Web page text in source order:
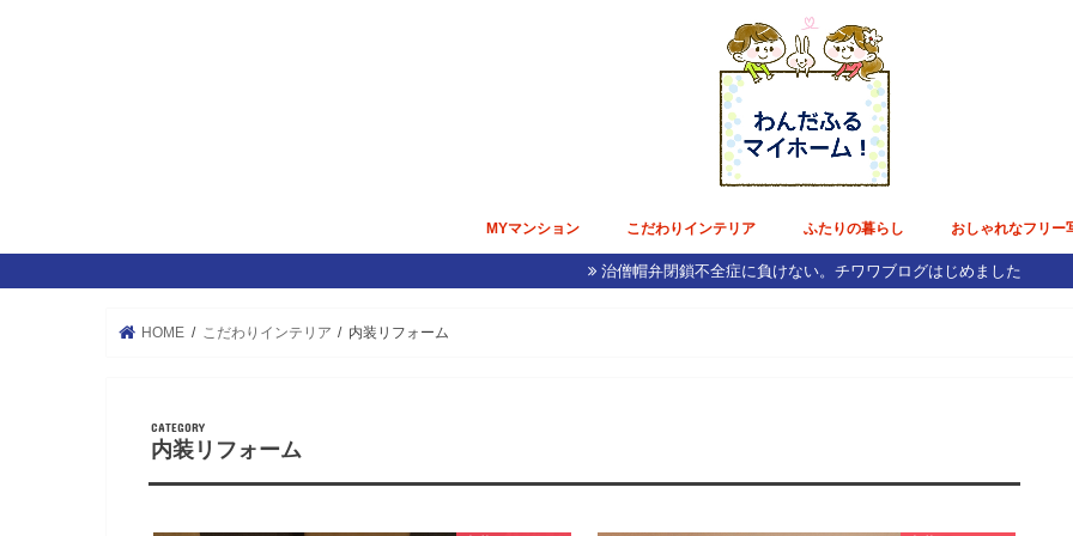
MYマンション こだわりインテリア
インテリア／家具
内装リフォーム
テーブルウェア
電化製品
雑貨
花のある毎日
ふたりの暮らし
好きなモノ・コト・ミセ
節約術
チワワブログ
東京デート
日本国内旅行
ひねくれ美容
ホテル雅叙園東京で披露宴準備
モルディブ挙式&ドバイ新婚旅行
おしゃれなフリー
治僧帽弁閉鎖不全症に負けない。チワワブログはじめました
HOME こだわりインテリア 内装リフォーム
内装リフォーム